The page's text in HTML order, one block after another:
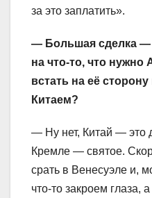
за это заплатить».
— Большая сделка —
на что-то, что
встать на её
Китаем?
— Ну нет, Китай — это
Кремле — святое.
срать в Венесуэле и,
что-то закроем глаза,